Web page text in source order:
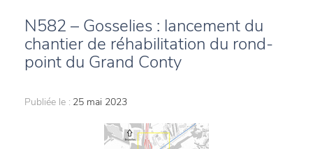
N582 – Gosselies : lancement du
chantier de réhabilitation du rond-
point du Grand Conty
Publiée le : 25 mai 2023